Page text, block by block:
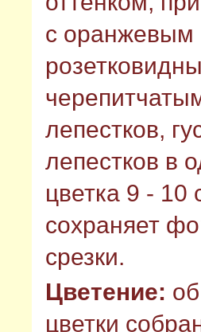
с оранжевым
лепестков,
лепестков в
цветка 9 - 10
сохраняет
срезки.
Цветение:
цветки